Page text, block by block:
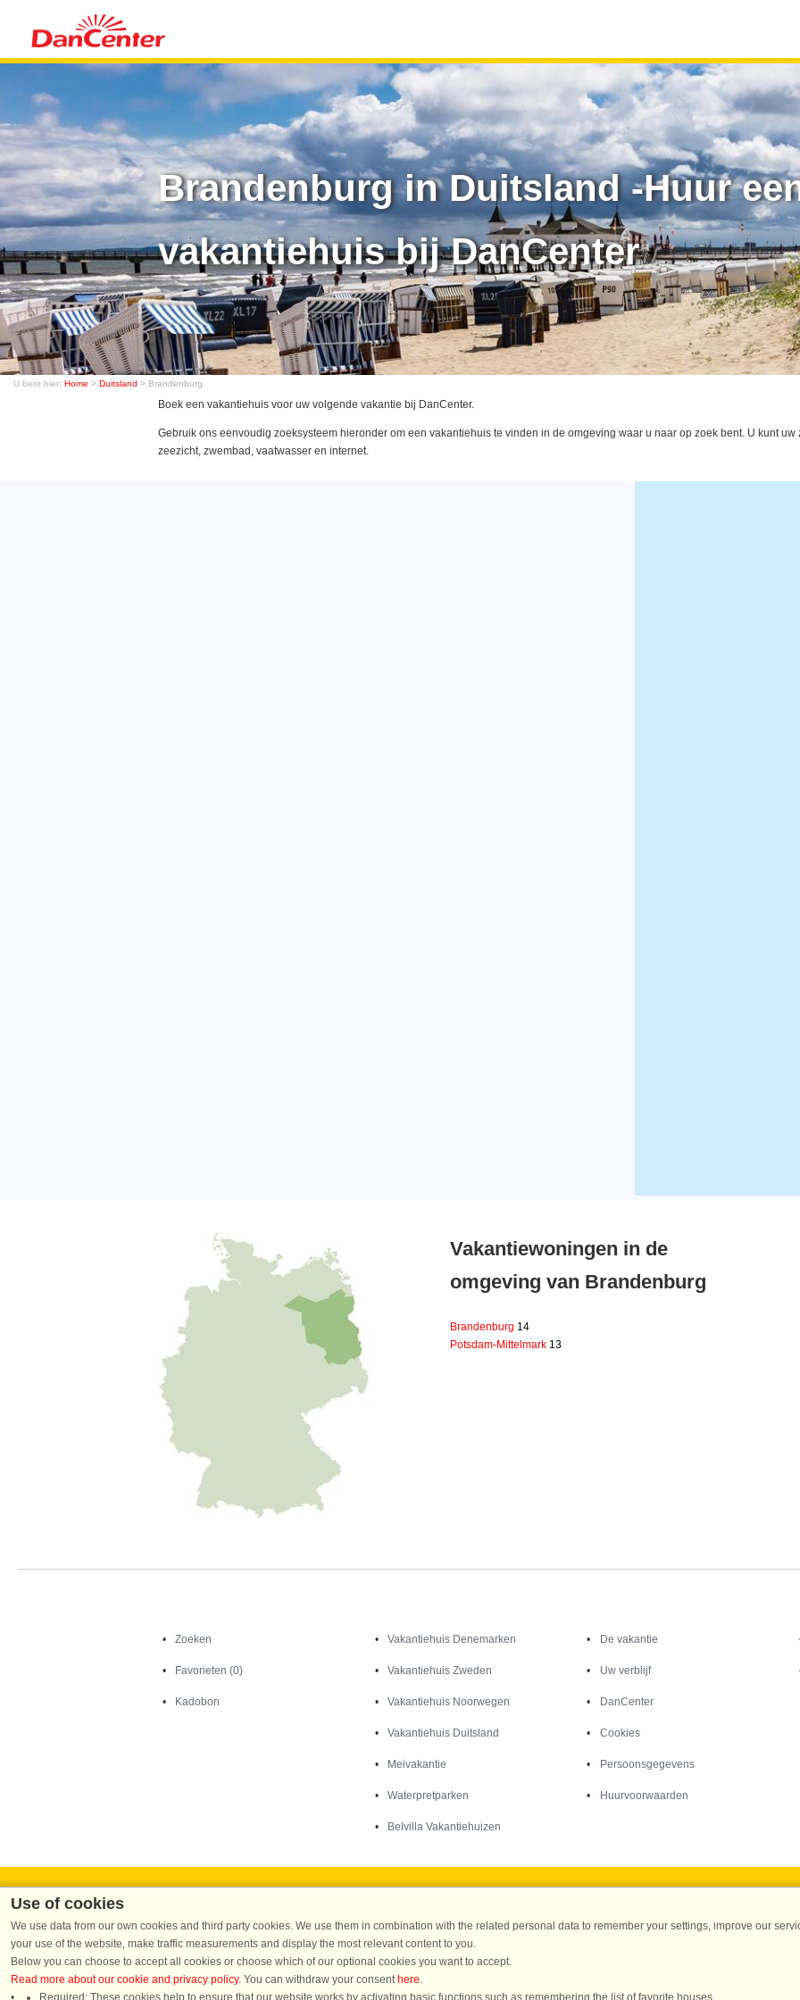
Brandenburg in Duitsland -Huur
vakantiehuis bij DanCenter
U bent hier: Home > Duitsland > Brandenburg
Boek een vakantiehuis voor uw volgende vakantie bij DanCenter.
Gebruik ons eenvoudig zoeksysteem hieronder om een vakantiehuis te vinden in de omgeving waar u naar op zoek bent. U kunt
zeezicht, zwembad, vaatwasser en internet.
Vakantiewoningen in de
omgeving van Brandenburg
Brandenburg 14
Potsdam-Mittelmark 13
Zoeken
Favorieten (0)
Kadobon
Vakantiehuis Denemarken
Vakantiehuis Zweden
Vakantiehuis Noorwegen
Vakantiehuis Duitsland
Meivakantie
Waterpretparken
Belvilla Vakantiehuizen
De vakantie
Uw verblijf
DanCenter
Cookies
Persoonsgegevens
Huurvoorwaarden
DanCenter A/S - Kronprinsensgade 3, 2. - 1114 København K - Danmark
Tel.: +45 70 13 00 00 - Fax.: +45 70 13 70 70 - CVR: 67324013
Danske Bank Copenhagen - IBAN: DK35 3000 4073 0424 53 - BIC/Swift Code :
Use of cookies
We use data from our own cookies and third party cookies. We use them in combination with the related personal data to remember your settings, improve our
your use of the website, make traffic measurements and display the most relevant content to you.
Below you can choose to accept all cookies or choose which of our optional cookies you want to accept.
Read more about our cookie and privacy policy. You can withdraw your consent here.
Required: These cookies help to ensure that our website works by activating basic functions such as remembering the list of favorite houses.